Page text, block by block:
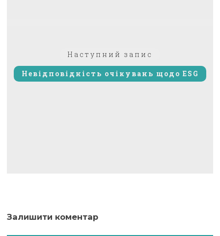
Наступний запис
Невідповідність очікувань щодо ESG
Залишити коментар